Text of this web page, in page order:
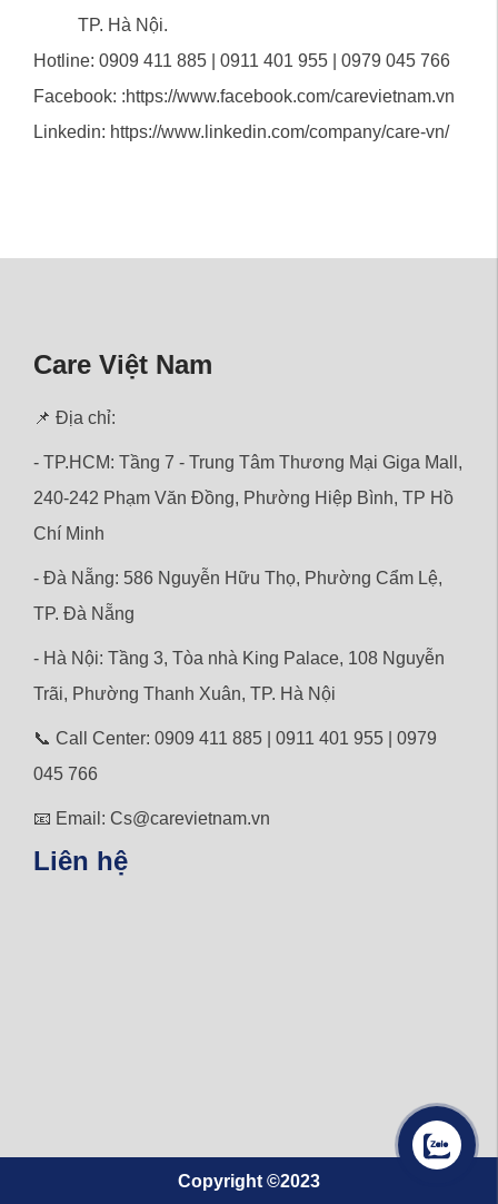
TP. Hà Nội.
Hotline: 0909 411 885 | 0911 401 955 | 0979 045 766
Facebook: :https://www.facebook.com/carevietnam.vn
Linkedin: https://www.linkedin.com/company/care-vn/
Care Việt Nam
📌 Địa chỉ:
- TP.HCM: Tầng 7 - Trung Tâm Thương Mại Giga Mall,
240-242 Phạm Văn Đồng, Phường Hiệp Bình, TP Hồ
Chí Minh
- Đà Nẵng: 586 Nguyễn Hữu Thọ, Phường Cẩm Lệ,
TP. Đà Nẵng
- Hà Nội: Tầng 3, Tòa nhà King Palace, 108 Nguyễn
Trãi, Phường Thanh Xuân, TP. Hà Nội
📞 Call Center: 0909 411 885 | 0911 401 955 | 0979
045 766
📧 Email: Cs@carevietnam.vn
Liên hệ
Copyright ©2023